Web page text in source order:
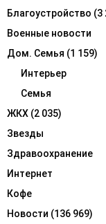
Благоустройство (3
Военные новости
Дом. Семья (1 159)
Интерьер
Семья
ЖКХ (2 035)
Звезды
Здравоохранение
Интернет
Кофе
Новости (136 969)